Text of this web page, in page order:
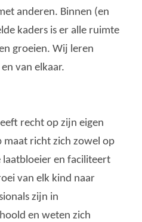
anderen. Binnen (en
kaders is er alle ruimte
groeien. Wij leren
van elkaar.
recht op zijn eigen
richt zich zowel op
laatbloeier en faciliteert
van elk kind naar
zijn in
en weten zich